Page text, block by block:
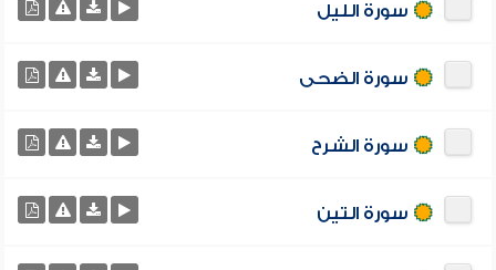
سورة الليل
سورة الضحى
سورة الشرح
سورة التين